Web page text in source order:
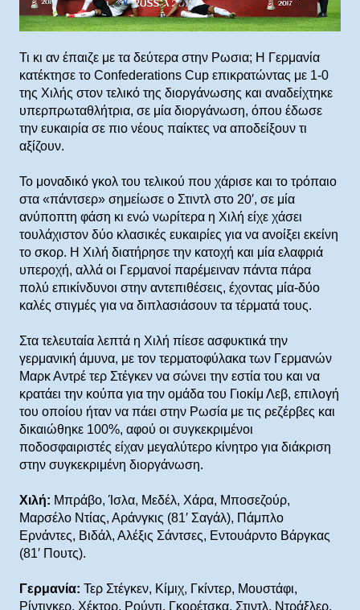
Τι κι αν έπαιζε με τα δεύτερα στην Ρωσια; Η Γερμανία
κατέκτησε το Confederations Cup επικρατώντας με 1-0
της Χιλής στον τελικό της διοργάνωσης και αναδείχτηκε
υπερπρωταθλήτρια, σε μία διοργάνωση, όπου έδωσε
την ευκαιρία σε πιο νέους παίκτες να αποδείξουν τι
αξίζουν.
Το μοναδικό γκολ του τελικού που χάρισε και το τρόπαιο
στα «πάντσερ» σημείωσε ο Στιντλ στο 20′, σε μία
ανύποπτη φάση κι ενώ νωρίτερα η Χιλή είχε χάσει
τουλάχιστον δύο κλασικές ευκαιρίες για να ανοίξει εκείνη
το σκορ. Η Χιλή διατήρησε την κατοχή και μία ελαφριά
υπεροχή, αλλά οι Γερμανοί παρέμειναν πάντα πάρα
πολύ επικίνδυνοι στην αντεπιθέσεις, έχοντας μία-δύο
καλές στιγμές για να διπλασιάσουν τα τέρματά τους.
Στα τελευταία λεπτά η Χιλή πίεσε ασφυκτικά την
γερμανική άμυνα, με τον τερματοφύλακα των Γερμανών
Μαρκ Αντρέ τερ Στέγκεν να σώνει την εστία του και να
κρατάει την κούπα για την ομάδα του Γιοκίμ Λεβ, επιλογή
του οποίου ήταν να πάει στην Ρωσία με τις ρεζέρβες και
δικαιώθηκε 100%, αφού οι συγκεκριμένοι
ποδοσφαιριστές είχαν μεγαλύτερο κίνητρο για διάκριση
στην συγκεκριμένη διοργάνωση.
Χιλή: Μπράβο, Ίσλα, Μεδέλ, Χάρα, Μποσεζούρ,
Μαρσέλο Ντίας, Αράνγκις (81′ Σαγάλ), Πάμπλο
Ερνάντες, Βιδάλ, Αλέξις Σάντσες, Εντουάρντο Βάργκας
(81′ Πουτς).
Γερμανία: Τερ Στέγκεν, Κίμιχ, Γκίντερ, Μουστάφι,
Ρίντιγκερ, Χέκτορ, Ρούντι, Γκορέτσκα, Στιντλ, Ντράξλερ,